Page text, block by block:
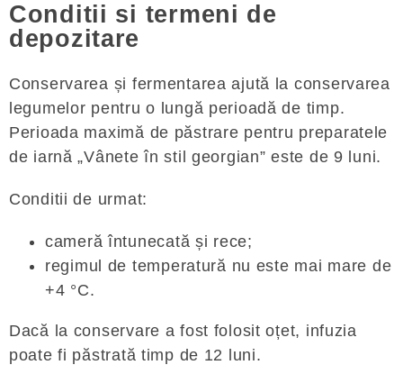
Conditii si termeni de
depozitare
Conservarea și fermentarea ajută la conservarea
legumelor pentru o lungă perioadă de timp.
Perioada maximă de păstrare pentru preparatele
de iarnă „Vânete în stil georgian” este de 9 luni.
Conditii de urmat:
cameră întunecată și rece;
regimul de temperatură nu este mai mare de
+4 °C.
Dacă la conservare a fost folosit oțet, infuzia
poate fi păstrată timp de 12 luni.